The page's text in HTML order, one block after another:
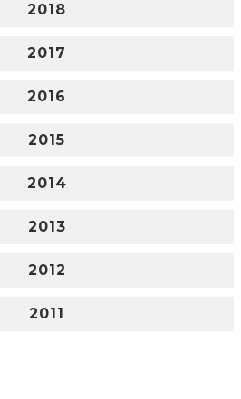
2018
2017
2016
2015
2014
2013
2012
2011